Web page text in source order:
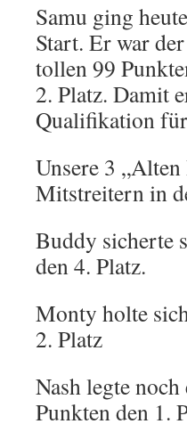
Samu ging
Start. Er war
tollen 99
2. Platz. Damit
Qualifikation
Unsere 3
Mitstreitern in
Buddy sicherte
den 4. Platz.
Monty holte
2. Platz
Nash legte
Punkten den 1.